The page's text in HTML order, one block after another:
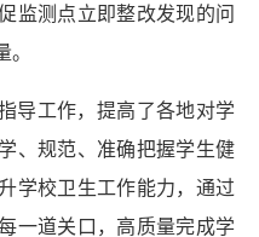
监测点立即整改发现的问
导工作，提高了各地对学
、规范、准确把握学生健
学校卫生工作能力，通过
一道关口，高质量完成学